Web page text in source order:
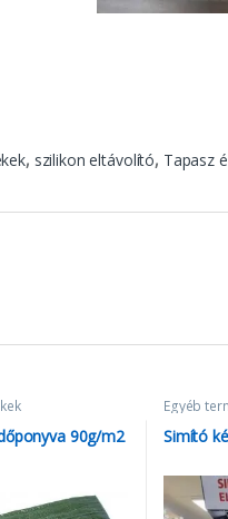
, szilikon eltávolító, Tapasz
90g/m2
Egyéb
lepke
Simító